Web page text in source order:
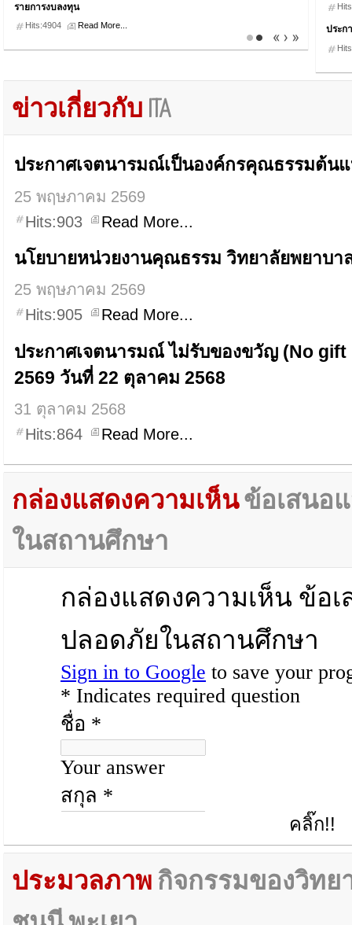
รายการงบลงทุน
Hits:4904 Read More... ประก
ข่าวเกี่ยวกับ ITA
ประกาศเจตนารมณ์เป็นองค์กรคุณธรรมต้น
25 พฤษภาคม 2569
Hits:903
Read More...
นโยบายหน่วยงานคุณธรรม วิทยาลัยพยาบา
25 พฤษภาคม 2569
Hits:905
Read More...
ประกาศเจตนารมณ์ ไม่รับของขวัญ (No
2569 วันที่ 22 ตุลาคม 2568
31 ตุลาคม 2568
Hits:864
Read More...
กล่องแสดงความเห็นข้อเสนอ
ในสถานศึกษา
คลิ๊ก!!
ประมวลภาพ กิจกรรมของวิทย